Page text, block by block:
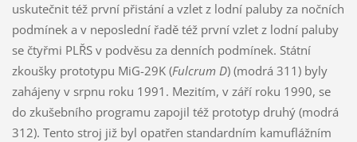
uskutečnit též první přistání a vzlet z lodní paluby za nočních
podmínek a v neposlední řadě též první vzlet z lodní paluby
se čtyřmi PLŘS v podvěsu za denních podmínek. Státní
zkoušky prototypu MiG-29K (Fulcrum D) (modrá 311) byly
zahájeny v srpnu roku 1991. Mezitím, v září roku 1990, se
do zkušebního programu zapojil též prototyp druhý (modrá
312). Tento stroj již byl opatřen standardním kamuflážním